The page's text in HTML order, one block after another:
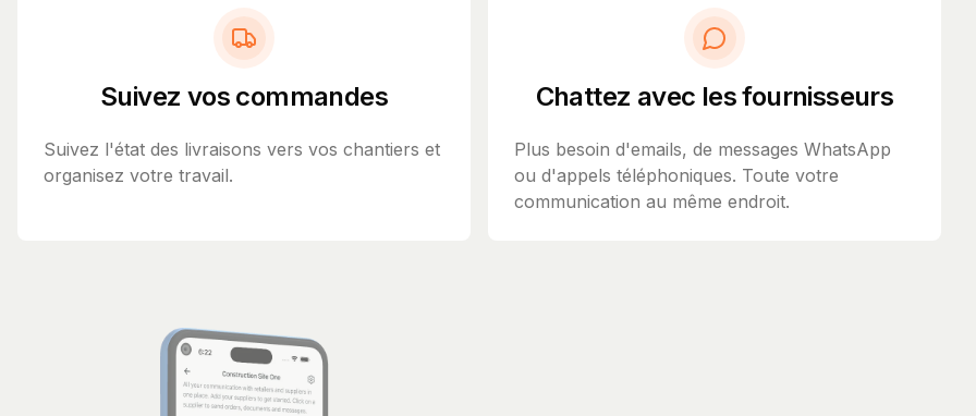
Suivez vos commandes
Suivez l'état des livraisons vers vos chantiers et
organisez votre travail.
Chattez avec les fournisseurs
Plus besoin d'emails, de messages WhatsApp
ou d'appels téléphoniques. Toute votre
communication au même endroit.